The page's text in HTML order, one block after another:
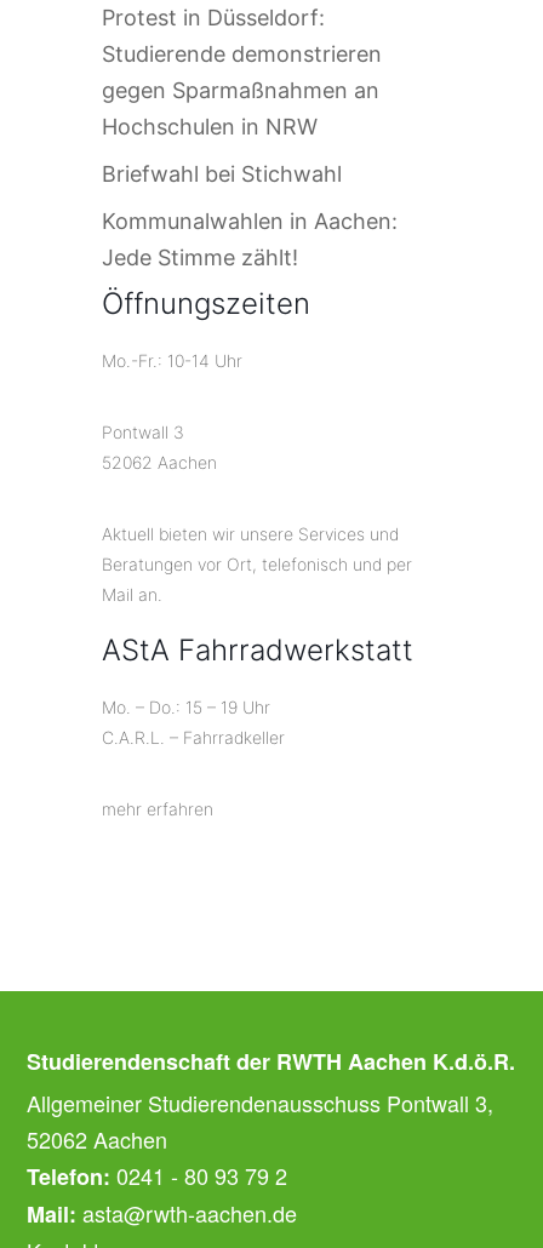
Protest in Düsseldorf:
Studierende demonstrieren
gegen Sparmaßnahmen an
Hochschulen in NRW
Briefwahl bei Stichwahl
Kommunalwahlen in Aachen:
Jede Stimme zählt!
Öffnungszeiten
Mo.-Fr.: 10-14 Uhr
Pontwall 3
52062 Aachen
Aktuell bieten wir unsere Services und
Beratungen vor Ort, telefonisch und per
Mail an.
AStA Fahrradwerkstatt
Mo. – Do.: 15 – 19 Uhr
C.A.R.L. – Fahrradkeller
mehr erfahren
Studierendenschaft der RWTH Aachen K.d.ö.R.
Allgemeiner Studierendenausschuss Pontwall 3,
52062 Aachen
Telefon: 0241 - 80 93 79 2
Mail: asta@rwth-aachen.de